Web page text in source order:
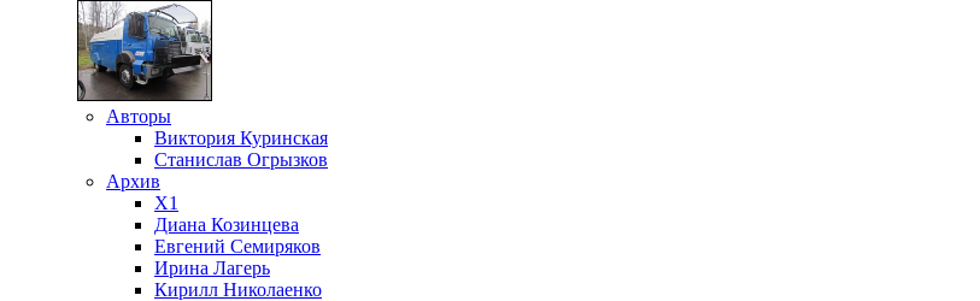
Авторы
Виктория Куринская
Станислав Огрызков
Архив
X1
Диана Козинцева
Евгений Семиряков
Ирина Лагерь
Кирилл Николаенко